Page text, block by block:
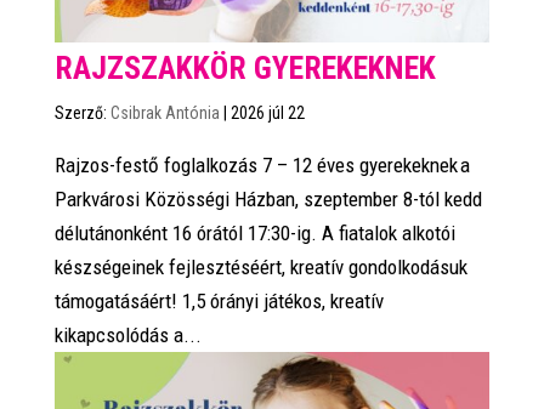
RAJZSZAKKÖR GYEREKEKNEK
Szerző: Csibrak Antónia | 2026 júl 22
Rajzos-festő foglalkozás 7 – 12 éves gyerekeknek a
Parkvárosi Közösségi Házban, szeptember 8-tól kedd
délutánonként 16 órától 17:30-ig. A fiatalok alkotói
készségeinek fejlesztéséért, kreatív gondolkodásuk
támogatásáért! 1,5 órányi játékos, kreatív
kikapcsolódás a...